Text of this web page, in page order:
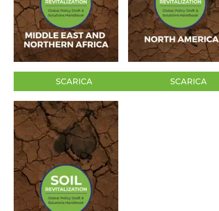
SCARICA SCARICA